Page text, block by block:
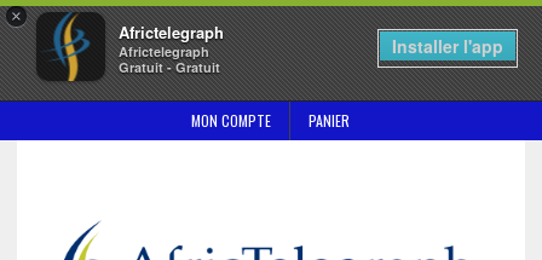
×
Africtelegraph
Africtelegraph
Gratuit - Gratuit
Installer l'app
MON COMPTE PANIER